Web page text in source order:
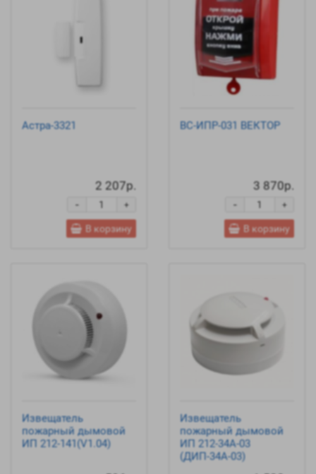
Астра-3321
2 207р.
+
-
В корзину
ВС-ИПР-031 ВЕКТОР
3 870р.
+
-
В корзину
Извещатель
пожарный дымовой
ИП 212-141(V1.04)
Извещатель
пожарный дымовой
ИП 212-34А-03
(ДИП-34А-03)